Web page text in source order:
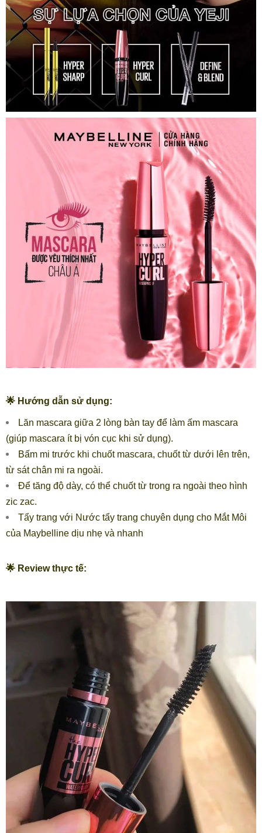
🌟 Hướng dẫn sử dụng:
Lăn mascara giữa 2 lòng bàn tay để làm ấm mascara
(giúp mascara ít bị vón cục khi sử dụng).
Bấm mi trước khi chuốt mascara, chuốt từ dưới lên trên,
từ sát chân mi ra ngoài.
Để tăng độ dày, có thể chuốt từ trong ra ngoài theo hình
zic zac.
Tẩy trang với Nước tẩy trang chuyên dụng cho Mắt Môi
của Maybelline dịu nhẹ và nhanh
🌟 Review thực tế: